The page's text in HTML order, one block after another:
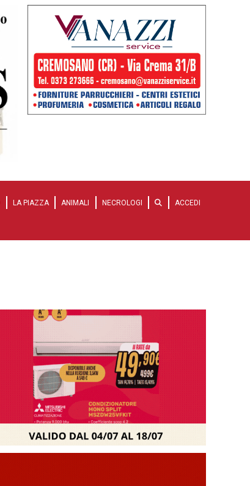
LA PIAZZA ANIMALI NECROLOGI ACCEDI